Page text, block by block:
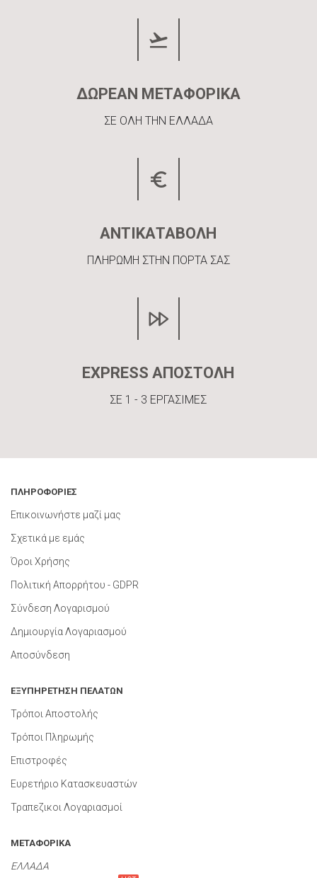
ΔΩΡΕΑΝ ΜΕΤΑΦΟΡΙΚΑ
ΣΕ ΟΛΗ ΤΗΝ ΕΛΛΑΔΑ
ΑΝΤΙΚΑΤΑΒΟΛΗ
ΠΛΗΡΩΜΗ ΣΤΗΝ ΠΟΡΤΑ ΣΑΣ
EXPRESS ΑΠΟΣΤΟΛΗ
ΣΕ 1 - 3 ΕΡΓΑΣΙΜΕΣ
ΠΛΗΡΟΦΟΡΙΕΣ
Επικοινωνήστε μαζί μας
Σχετικά με εμάς
Όροι Χρήσης
Πολιτική Απορρήτου - GDPR
Σύνδεση Λογαρισμού
Δημιουργία Λογαριασμού
Αποσύνδεση
ΕΞΥΠΗΡΕΤΗΣΗ ΠΕΛΑΤΩΝ
Τρόποι Αποστολής
Τρόποι Πληρωμής
Επιστροφές
Ευρετήριο Κατασκευαστών
Τραπεζικοι Λογαριασμοί
ΜΕΤΑΦΟΡΙΚΑ
ΕΛΛΑΔΑ